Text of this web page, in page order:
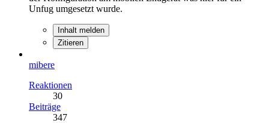
Unfug umgesetzt wurde.
Inhalt melden
Zitieren
mibere
Reaktionen
30
Beiträge
347